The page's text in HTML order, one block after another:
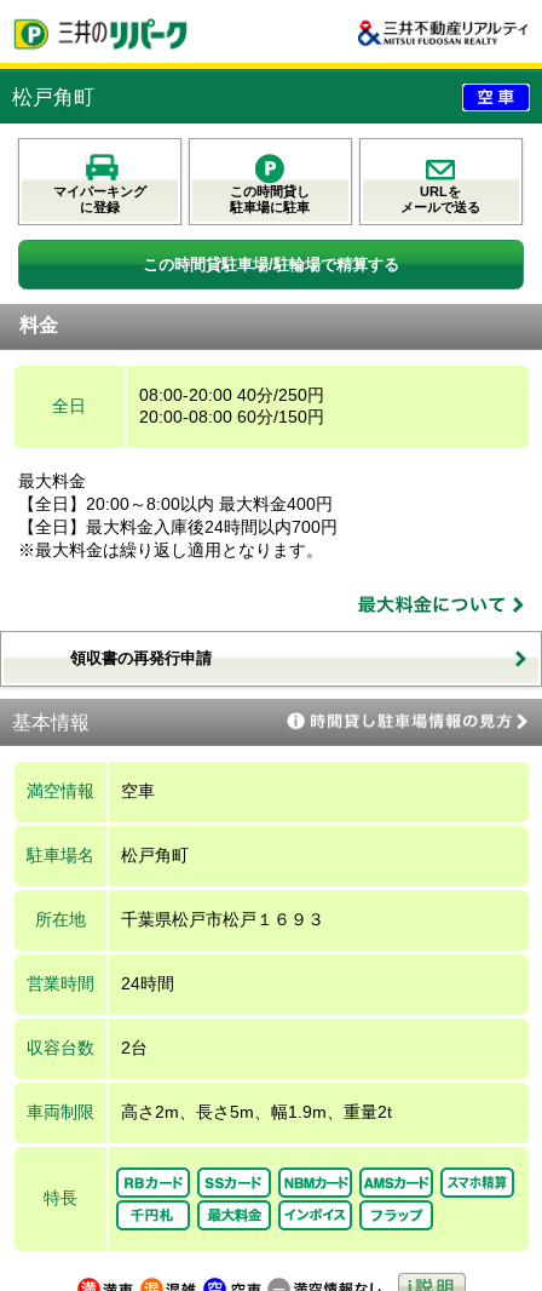
松戸角町
マイパーキング
に登録
この時間貸し
駐車場に駐車
URLを
メールで送る
この時間貸駐車場/駐輪場で精算する
料金
全日
08:00-20:00 40分/250円
20:00-08:00 60分/150円
最大料金
【全日】20:00～8:00以内 最大料金400円
【全日】最大料金入庫後24時間以内700円
※最大料金は繰り返し適用となります。
領収書の再発行申請
基本情報
満空情報 空車
駐車場名 松戸角町
所在地 千葉県松戸市松戸１６９３
営業時間 24時間
収容台数 2台
車両制限 高さ2m、長さ5m、幅1.9m、重量2t
特長